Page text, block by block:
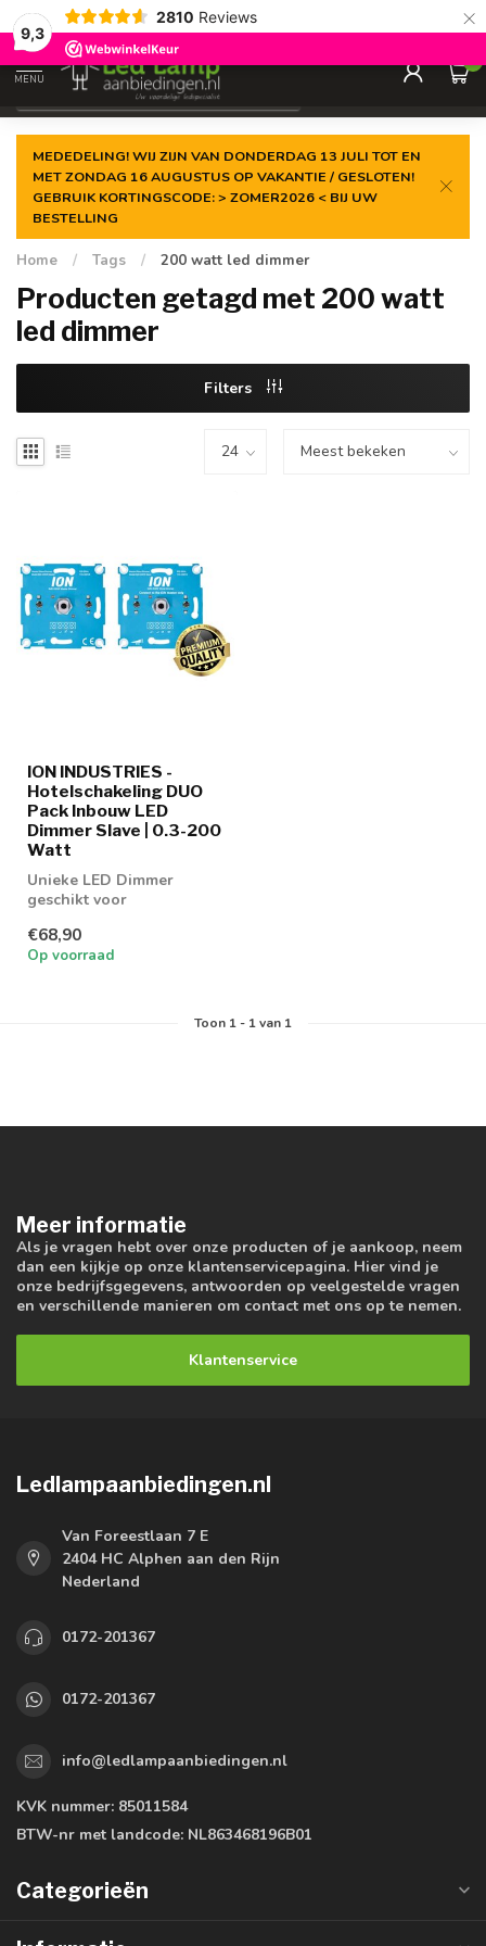
9,3
2810 Reviews ×
Gegarandeerde delaagste prijs
MENU
0
MEDEDELING! WIJ ZIJN VAN DONDERDAG 13 JULI TOT EN
MET ZONDAG 16 AUGUSTUS OP VAKANTIE / GESLOTEN!
GEBRUIK KORTINGSCODE: > ZOMER2026 < BIJ UW
BESTELLING
Home / Tags / 200 watt led dimmer
Producten getagd met 200 watt
led dimmer
Filters
ION INDUSTRIES -
Hotelschakeling DUO
Pack Inbouw LED
Dimmer Slave | 0.3-200
Watt
Unieke LED Dimmer
geschikt voor
dimmer op dimmer. Wordt
gele...
€68,90
Op voorraad
Toon 1- 1van 1
Meer informatie
Als je vragen hebt over onze producten of je aankoop, neem
dan een kijkje op onze klantenservicepagina. Hier vind je
onze bedrijfsgegevens, antwoorden op veelgestelde vragen
en verschillende manieren om contact met ons op te nemen.
Klantenservice
Ledlampaanbiedingen.nl
Van Foreestlaan 7 E
2404 HC Alphen aan den Rijn
Nederland
0172-201367
0172-201367
info@ledlampaanbiedingen.nl
KVK nummer: 85011584
BTW-nr met landcode: NL863468196B01
Categorieën